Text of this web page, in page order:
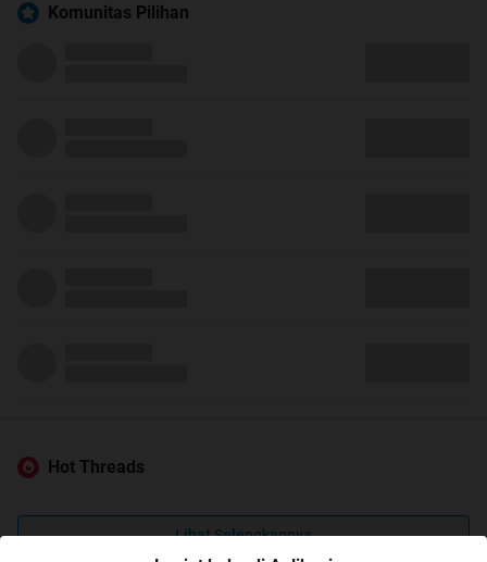
Komunitas Pilihan
Hot Threads
Lihat Selengkapnya